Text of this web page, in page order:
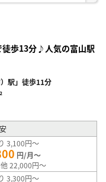
徒歩13分♪人気の富山駅
駅」徒歩11分
3,100円～
円/月～
22,000円～
3,300円～